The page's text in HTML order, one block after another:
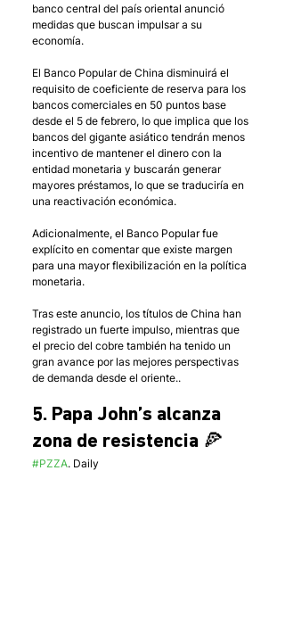
banco central del país oriental anunció
medidas que buscan impulsar a su
economía.
El Banco Popular de China disminuirá el
requisito de coeficiente de reserva para los
bancos comerciales en 50 puntos base
desde el 5 de febrero, lo que implica que los
bancos del gigante asiático tendrán menos
incentivo de mantener el dinero con la
entidad monetaria y buscarán generar
mayores préstamos, lo que se traduciría en
una reactivación económica.
Adicionalmente, el Banco Popular fue
explícito en comentar que existe margen
para una mayor flexibilización en la política
monetaria.
Tras este anuncio, los títulos de China han
registrado un fuerte impulso, mientras que
el precio del cobre también ha tenido un
gran avance por las mejores perspectivas
de demanda desde el oriente..
5. Papa John’s alcanza
zona de resistencia 🍕
#PZZA. Daily